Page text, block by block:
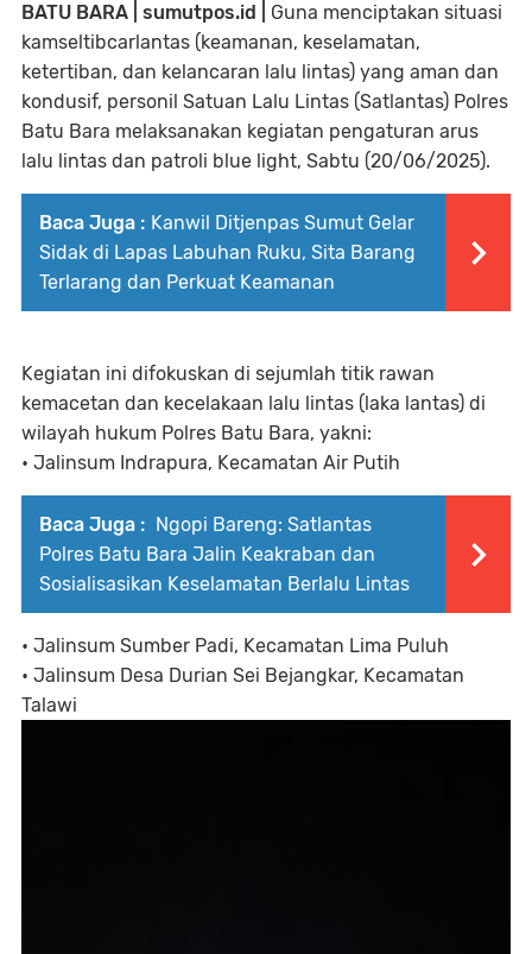
BATU BARA | sumutpos.id | Guna menciptakan situasi
kamseltibcarlantas (keamanan, keselamatan,
ketertiban, dan kelancaran lalu lintas) yang aman dan
kondusif, personil Satuan Lalu Lintas (Satlantas) Polres
Batu Bara melaksanakan kegiatan pengaturan arus
lalu lintas dan patroli blue light, Sabtu (20/06/2025).
Baca Juga : Kanwil Ditjenpas Sumut Gelar
Sidak di Lapas Labuhan Ruku, Sita Barang
Terlarang dan Perkuat Keamanan
Kegiatan ini difokuskan di sejumlah titik rawan
kemacetan dan kecelakaan lalu lintas (laka lantas) di
wilayah hukum Polres Batu Bara, yakni:
• Jalinsum Indrapura, Kecamatan Air Putih
Baca Juga : Ngopi Bareng: Satlantas
Polres Batu Bara Jalin Keakraban dan
Sosialisasikan Keselamatan Berlalu Lintas
• Jalinsum Sumber Padi, Kecamatan Lima Puluh
• Jalinsum Desa Durian Sei Bejangkar, Kecamatan
Talawi